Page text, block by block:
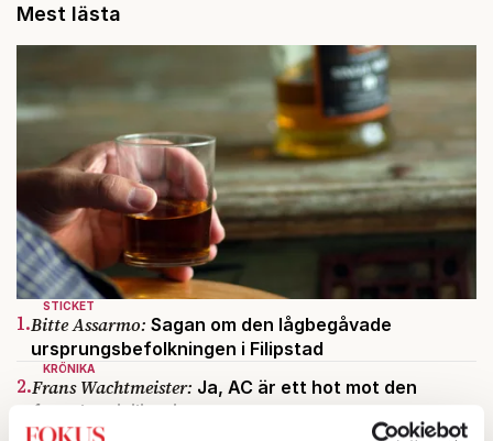
Mest lästa
STICKET
1.Bitte Assarmo: Sagan om den lågbegåvade
ursprungsbefolkningen i Filipstad
KRÖNIKA
2.Frans Wachtmeister: Ja, AC är ett hot mot den
franska civilisationen
KRÖNIKA